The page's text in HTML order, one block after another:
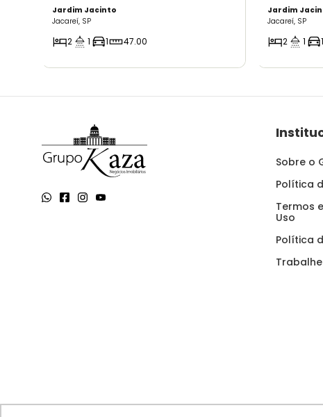
Jardim Jacinto
Jacareí, SP
2 1 1 47.00
Jardim
Jacareí, SP
2 1 1
Sobre o
Política
Termos
Uso
Política